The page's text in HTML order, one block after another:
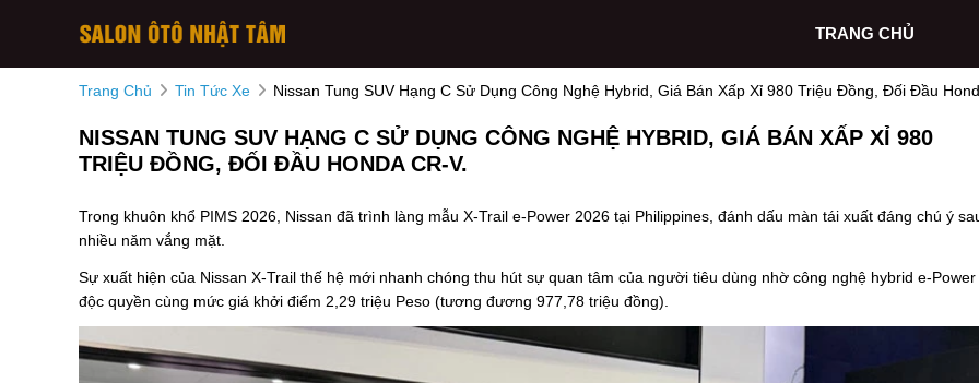
TRANG CHỦ
Trang Chủ Tin Tức Xe Nissan Tung SUV Hạng C Sử Dụng Công Nghệ Hybrid, Giá Bán Xấp Xỉ 980 Triệu Đồng, Đối Đầu
NISSAN TUNG SUV HẠNG C SỬ DỤNG CÔNG NGHỆ HYBRID, GIÁ BÁN XẤP XỈ 980
TRIỆU ĐỒNG, ĐỐI ĐẦU HONDA CR-V.
Trong khuôn khổ PIMS 2026, Nissan đã trình làng mẫu X-Trail e-Power 2026 tại Philippines, đánh dấu màn tái xuất đáng chú ý
nhiều năm vắng mặt.
Sự xuất hiện của Nissan X-Trail thế hệ mới nhanh chóng thu hút sự quan tâm của người tiêu dùng nhờ công nghệ hybrid e-Power
độc quyền cùng mức giá khởi điểm 2,29 triệu Peso (tương đương 977,78 triệu đồng).